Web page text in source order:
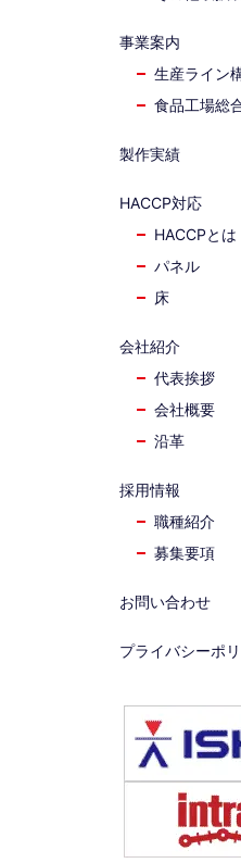
事業案内
生産ライン
食品工場総
製作実績
HACCP対応
HACCPとは
パネル
床
会社紹介
代表挨拶
会社概要
沿革
採用情報
職種紹介
募集要項
お問い合わせ
プライバシーポ